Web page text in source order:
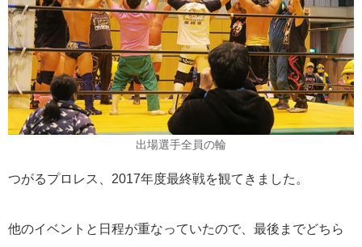
出場選手全員の輪
つがるプロレス、2017年度最終戦を観てきました。
他のイベントと日程が重なっていたので、最後までどちら